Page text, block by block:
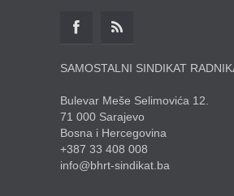
SAMOSTALNI SINDIKAT
Bulevar Meše Selimovića 12.
71 000 Sarajevo
Bosna i Hercegovina
+387 33 408 008
info@bhrt-sindikat.ba